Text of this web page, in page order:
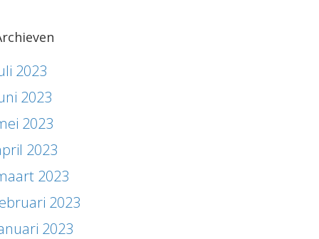
2023
2023
2023
2023
2023
2023
2023